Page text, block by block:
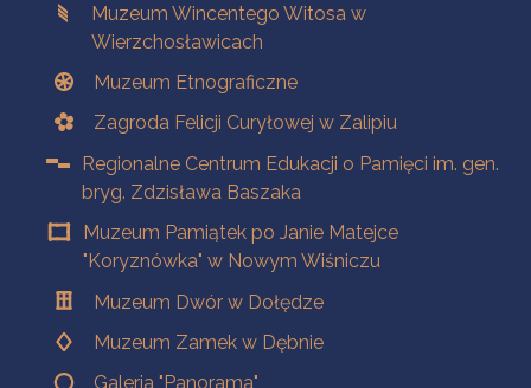
Muzeum Wincentego Witosa w
Wierzchosławicach
Muzeum Etnograficzne
Zagroda Felicji Curyłowej w Zalipiu
Regionalne Centrum Edukacji o Pamięci im. gen.
bryg. Zdzisława Baszaka
Muzeum Pamiątek po Janie Matejce
"Koryznówka" w Nowym Wiśniczu
Muzeum Dwór w Dołędze
Muzeum Zamek w Dębnie
Galeria "Panorama"